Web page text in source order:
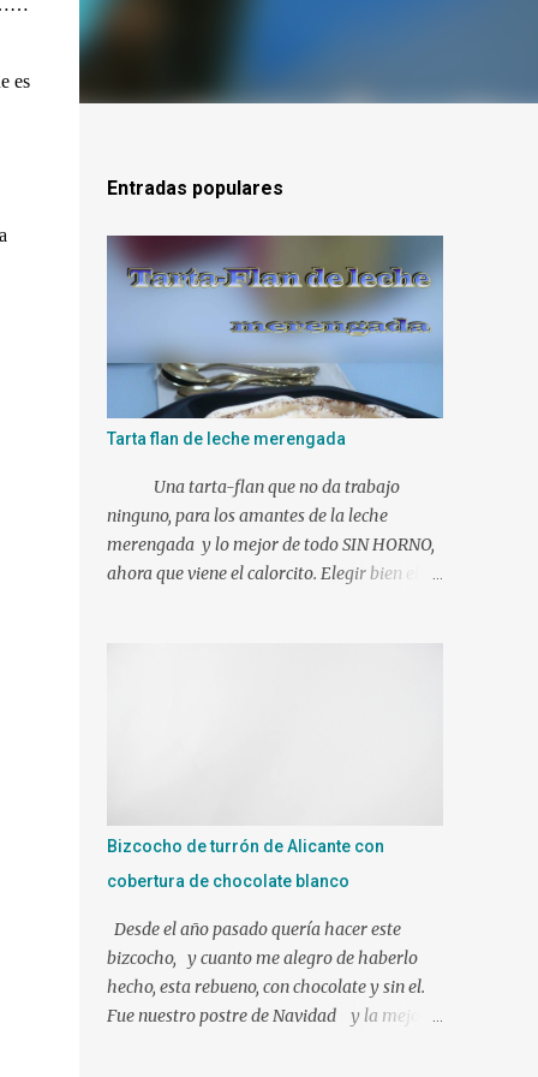
es
Entradas populares
Tarta flan de leche merengada
Una tarta-flan que no da trabajo
ninguno, para los amantes de la leche
merengada y lo mejor de todo SIN HORNO,
ahora que viene el calorcito. Elegir bien el
ingredientes si es posible a temperatura
nuestra mezcla, tuve las láminas de gelatina
en remojo en agua fría. Ponemos en el vaso
de la Thermomix todos los ingredientes y
programamos 10 min. 90º vel. 4 1 min. mas
a 90º y le puse bien escurrida la gelatina.
Bizcocho de turrón de Alicante con
cobertura de chocolate blanco
Desde el año pasado quería hacer este
bizcocho, y cuanto me alegro de haberlo
hecho, esta rebueno, con chocolate y sin el.
Fue nuestro postre de Navidad y la mejor